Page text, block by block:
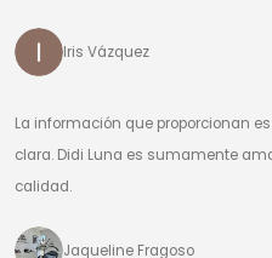
Iris Vázquez
La información que proporcionan
clara. Didi Luna es sumamente
calidad.
Jaqueline Fragoso